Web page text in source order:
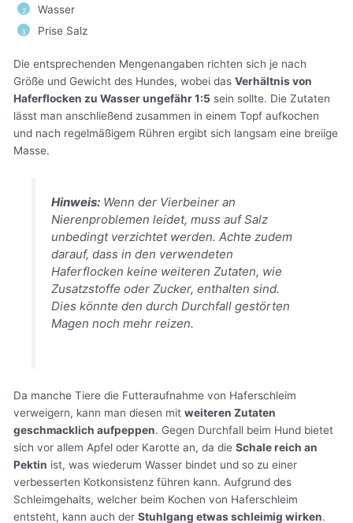
Wasser
Prise Salz
Die entsprechenden Mengenangaben richten sich je nach
Größe und Gewicht des Hundes, wobei dasVerhältnis von
Haferflocken zu Wasser ungefähr 1:5 sein sollte. Die Zutaten
lässt man anschließend zusammen in einem Topf aufkochen
und nach regelmäßigem Rühren ergibt sich langsam eine breiige
Masse.
Hinweis:Wenn der Vierbeiner an
Nierenproblemen leidet, muss auf Salz
unbedingt verzichtet werden. Achte zudem
darauf, dass in den verwendeten
Haferflocken keine weiteren Zutaten, wie
Zusatzstoffe oder Zucker, enthalten sind.
Dies könnte den durch Durchfall gestörten
Magen noch mehr reizen.
Da manche Tiere die Futteraufnahme von Haferschleim
verweigern, kann man diesen mitweiteren Zutaten
geschmacklich aufpeppen. Gegen Durchfall beim Hund bietet
sich vor allem Apfel oder Karotte an, da dieSchale reich an
Pektin ist, was wiederum Wasser bindet und so zu einer
verbesserten Kotkonsistenz führen kann. Aufgrund des
Schleimgehalts, welcher beim Kochen von Haferschleim
entsteht, kann auch derStuhlgang etwas schleimig wirken.